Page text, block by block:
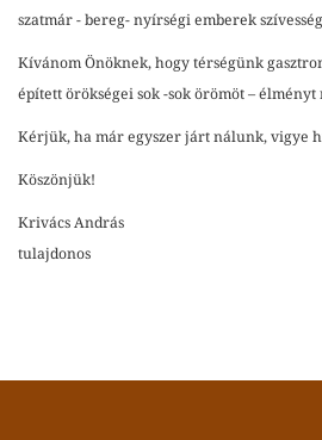
szatmár - bereg- nyírségi emberek
Kívánom Önöknek, hogy térségünk
épített örökségei sok -sok örömöt –
Kérjük, ha már egyszer járt nálunk, vigye
Köszönjük!
Krivács András
tulajdonos